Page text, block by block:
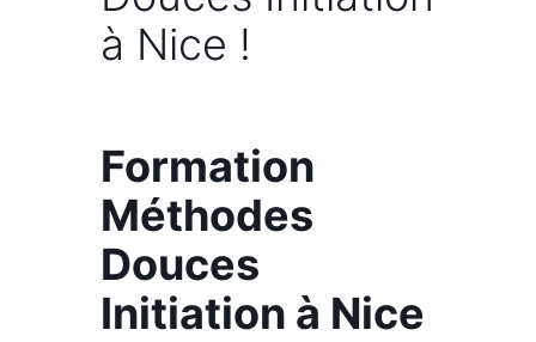
à Nice !
Formation
Méthodes
Douces
Initiation à Nice